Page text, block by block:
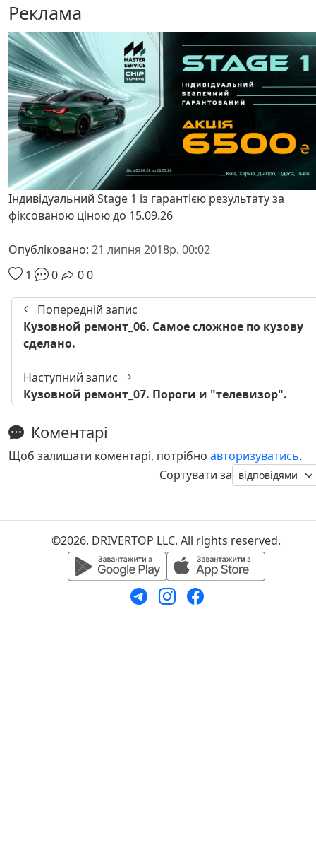
Реклама
Індивідуальний Stage 1 із гарантією результату за
фіксованою ціною до 15.09.26
Опубліковано: 21 липня 2018р. 00:02
1
0 00
Попередній запис
Кузовной ремонт_06. Самое сложное по кузову
сделано.
Наступний запис
Кузовной ремонт_07. Пороги и "телевизор".
Коментарі
Щоб залишати коментарі, потрібно авторизуватись.
Сортувати за
©2026. DRIVERTOP LLC. All rights reserved.